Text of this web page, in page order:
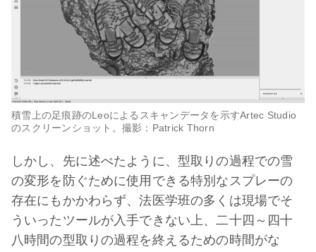
積雪上の足痕跡のLeoによるスキャンデータを示すArtec Studio
のスクリーンショット。撮影：Patrick Thorn
しかし、先に述べたように、型取りの過程での雪
の変形を防ぐために使用できる特別なスプレーの
存在にもかかわらず、法医学班の多くは現場でそ
ういったツールが入手できない上、二十四～四十
八時間の型取りの過程を終えるための時間がな